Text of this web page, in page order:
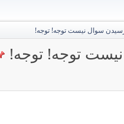
سوال نیست توجه! توجه!
توجه! توجه!